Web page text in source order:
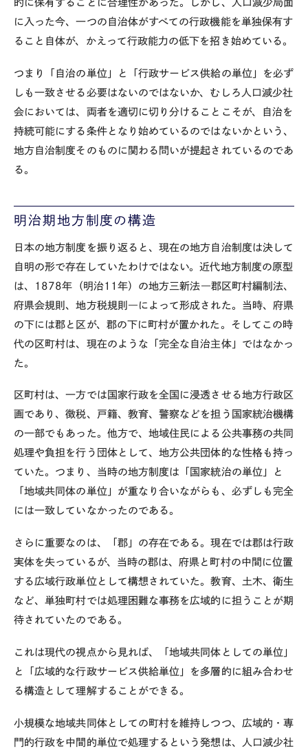
的に保有することに合理性があった。しかし、人口減少局面
に入った今、一つの自治体がすべての行政機能を単独保有す
ること自体が、かえって行政能力の低下を招き始めている。
つまり「自治の単位」と「行政サービス供給の単位」を必ず
しも一致させる必要はないのではないか、むしろ人口減少社
会においては、両者を適切に切り分けることこそが、自治を
持続可能にする条件となり始めているのではないかという、
地方自治制度そのものに関わる問いが提起されているのであ
る。
明治期地方制度の構造
日本の地方制度を振り返ると、現在の地方自治制度は決して
自明の形で存在していたわけではない。近代地方制度の原型
は、
1878年（明治11 年）の地方三新法―郡区町村編制法、
府県会規則、地方税規則 ― によって形成された。当時、府県
の下には郡と区が、郡の下に町村が置かれた。そしてこの時
代の区町村は、現在のような「完全な自治主体」ではなかっ
た。
区町村は、一方では国家行政を全国に浸透させる地方行政区
画であり、徴税、戸籍、教育、警察などを担う国家統治機構
の一部でもあった。他方で、地域住民による公共事務の共同
処理や負担を行う団体として、地方公共団体的な性格も持っ
ていた。つまり、当時の地方制度は「国家統治の単位」と
「地域共同体の単位」が重なり合いながらも、必ずしも完全
には一致していなかったのである。
さらに重要なのは、「郡」の存在である。現在では郡は行政
実体を失っているが、当時の郡は、府県と町村の中間に位置
する広域行政単位として構想されていた。教育、土木、衛生
など、単独町村では処理困難な事務を広域的に担うことが期
待されていたのである。
これは現代の視点から見れば、「地域共同体としての単位」
と「広域的な行政サービス供給単位」を多層的に組み合わせ
る構造として理解することができる。
小規模な地域共同体としての町村を維持しつつ、広域的・専
門的行政を中間的単位で処理するという発想は、人口減少社